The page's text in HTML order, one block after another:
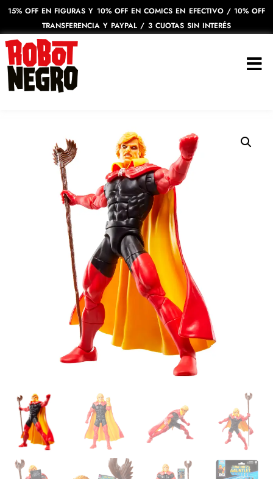
15% OFF EN FIGURAS Y 10% OFF EN COMICS EN EFECTIVO / 10% OFF
TRANSFERENCIA Y PAYPAL / 3 CUOTAS SIN INTERÉS